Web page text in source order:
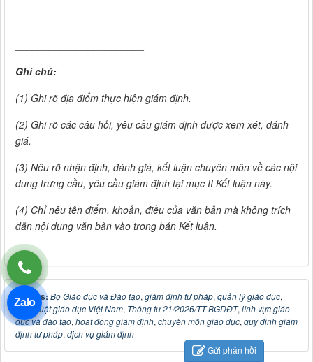
Ghi chú:
(1) Ghi rõ địa điểm thực hiện giám định.
(2) Ghi rõ các câu hỏi, yêu cầu giám định được xem xét, đánh
giá.
(3) Nêu rõ nhận định, đánh giá, kết luận chuyên môn về các nội
dung trưng cầu, yêu cầu giám định tại mục II Kết luận này.
(4) Chỉ nêu tên điểm, khoản, điều của văn bản mà không trích
dẫn nội dung văn bản vào trong bản Kết luận.
Tags:Bộ Giáo dục và Đào tạo, giám định tư pháp, quản lý giáo dục,
pháp luật giáo dục Việt Nam, Thông tư 21/2026/TT-BGDĐT, lĩnh vực giáo
dục và đào tạo, hoạt động giám định, chuyên môn giáo dục, quy định giám
định tư pháp, dịch vụ giám định
Gửi phản hồi
Zalo